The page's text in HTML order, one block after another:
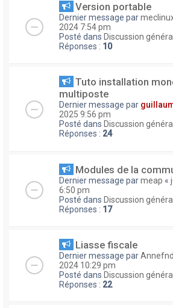
Version portable
Dernier message par
2024 7:54 pm
Posté dans Discussion
Réponses : 10
Tuto installation
multiposte
Dernier message par
2025 9:56 pm
Posté dans Discussion
Réponses : 24
Modules de la
Dernier message parmeap «
6:50 pm
Posté dans Discussion
Réponses : 17
Liasse fiscale
Dernier message parAnnefnd
2024 10:29 pm
Posté dans Discussion
Réponses : 22